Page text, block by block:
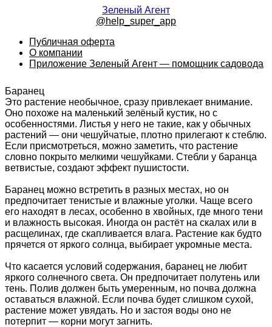
Зеленый Агент
@help_super_app
Публичная оферта
О компании
Приложение Зеленый Агент — помощник садовода
Баранец
Это растение необычное, сразу привлекает внимание.
Оно похоже на маленький зелёный кустик, но с
особенностями. Листья у него не такие, как у обычных
растений — они чешуйчатые, плотно прилегают к стеблю.
Если присмотреться, можно заметить, что растение
словно покрыто мелкими чешуйками. Стебли у баранца
ветвистые, создают эффект пушистости.
Баранец можно встретить в разных местах, но он
предпочитает тенистые и влажные уголки. Чаще всего
его находят в лесах, особенно в хвойных, где много тени
и влажность высокая. Иногда он растёт на скалах или в
расщелинах, где скапливается влага. Растение как будто
прячется от яркого солнца, выбирает укромные места.
Что касается условий содержания, баранец не любит
яркого солнечного света. Он предпочитает полутень или
тень. Полив должен быть умеренным, но почва должна
оставаться влажной. Если почва будет слишком сухой,
растение может увядать. Но и застоя воды оно не
потерпит — корни могут загнить.